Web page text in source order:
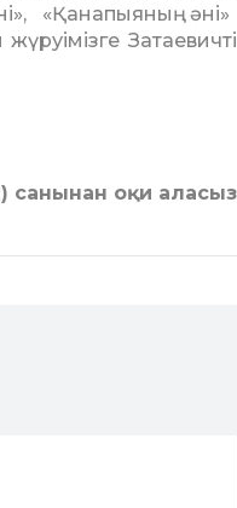
«Қанапыя­ның
санынан оқи